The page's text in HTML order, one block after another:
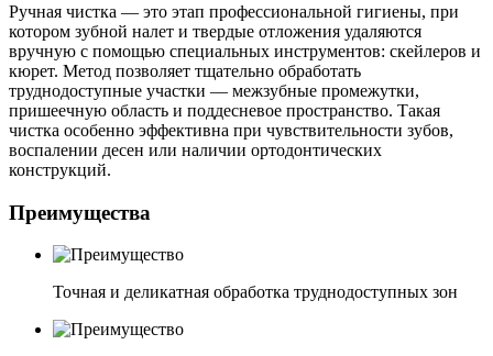
Ручная чистка — это этап профессиональной гигиены, при
котором зубной налет и твердые отложения удаляются
вручную с помощью специальных инструментов: скейлеров и
кюрет. Метод позволяет тщательно обработать
труднодоступные участки — межзубные промежутки,
пришеечную область и поддесневое пространство. Такая
чистка особенно эффективна при чувствительности зубов,
воспалении десен или наличии ортодонтических
конструкций.
Преимущества
Точная и деликатная обработка труднодоступных зон